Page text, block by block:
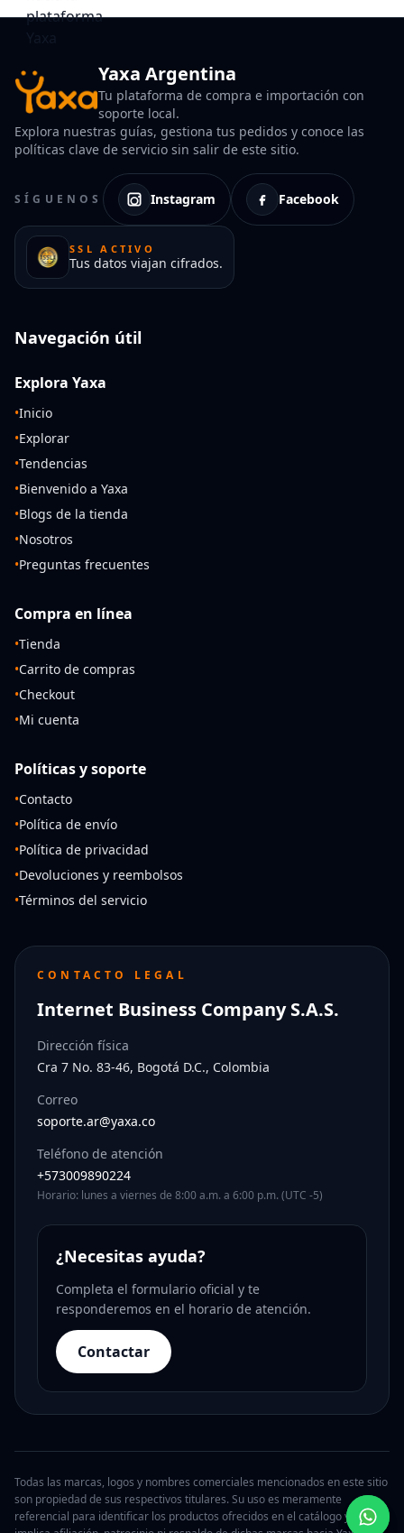
Yaxa Argentina
Tu plataforma de compra e importación con
soporte local.
Explora nuestras guías, gestiona tus pedidos y conoce las
políticas clave de servicio sin salir de este sitio.
SÍGUENOS Instagram Facebook
SSL ACTIVO
Tus datos viajan cifrados.
Navegación útil
Explora Yaxa
•Inicio
•Explorar
•Tendencias
•Bienvenido a Yaxa
•Blogs de la tienda
•Nosotros
•Preguntas frecuentes
Compra en línea
•Tienda
•Carrito de compras
•Checkout
•Mi cuenta
Políticas y soporte
•Contacto
•Política de envío
•Política de privacidad
•Devoluciones y reembolsos
•Términos del servicio
CONTACTO LEGAL
Internet Business Company S.A.S.
Dirección física
Cra 7 No. 83-46, Bogotá D.C., Colombia
Correo
soporte.ar@yaxa.co
Teléfono de atención
+573009890224
Horario: lunes a viernes de 8:00 a.m. a 6:00 p.m. (UTC -5)
¿Necesitas ayuda?
Completa el formulario oficial y te
responderemos en el horario de atención.
Contactar
Todas las marcas, logos y nombres comerciales mencionados en este sitio
son propiedad de sus respectivos titulares. Su uso es meramente
referencial para identificar los productos ofrecidos en el catálogo y no